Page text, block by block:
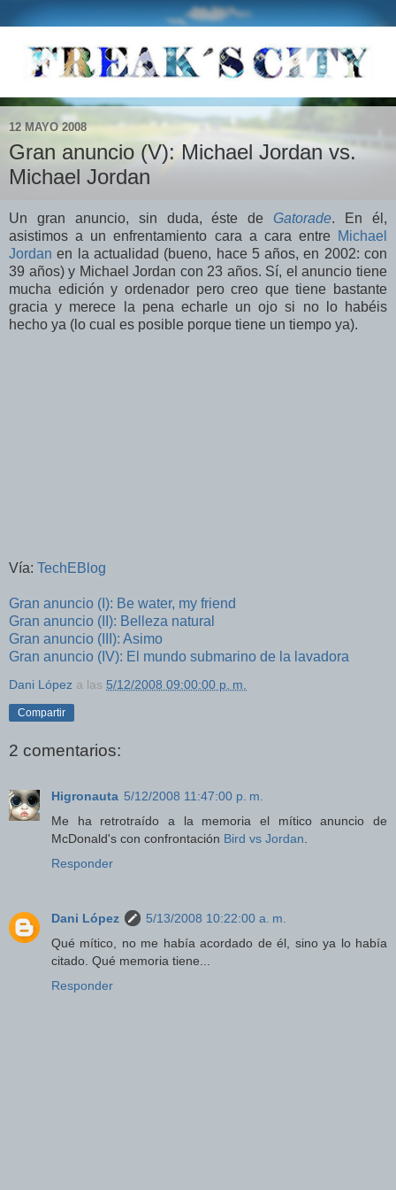
12 MAYO 2008
Gran anuncio (V): Michael Jordan vs.
Michael Jordan
Un gran anuncio, sin duda, éste deGatorade. En él,
asistimos a un enfrentamiento cara a cara entre Michael
Jordan en la actualidad (bueno, hace 5 años, en 2002: con
39 años) y Michael Jordan con 23 años. Sí, el anuncio tiene
mucha edición y ordenador pero creo que tiene bastante
gracia y merece la pena echarle un ojo si no lo habéis
hecho ya (lo cual es posible porque tiene un tiempo ya).
Vía: TechEBlog
Gran anuncio (I): Be water, my friend
Gran anuncio (II): Belleza natural
Gran anuncio (III): Asimo
Gran anuncio (IV): El mundo submarino de la lavadora
Dani López a las 5/12/2008 09:00:00 p. m.
Compartir
2 comentarios:
Higronauta 5/12/2008 11:47:00 p. m.
Me ha retrotraído a la memoria el mítico anuncio de
McDonald's con confrontación Bird vs Jordan.
Responder
Dani López
5/13/2008 10:22:00 a. m.
Qué mítico, no me había acordado de él, sino ya lo había
citado. Qué memoria tiene...
Responder